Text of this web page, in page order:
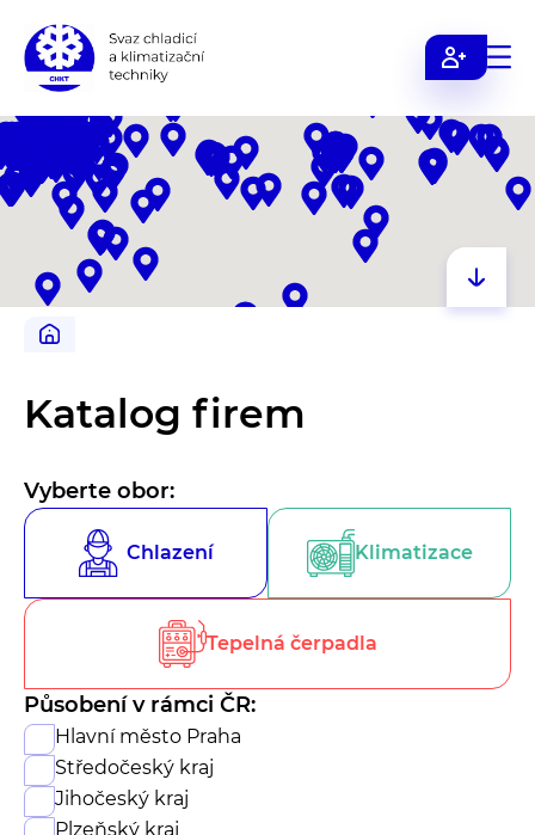
Svaz
chladicí
klimatizační
techniky
Katalog firem
Vyberte obor:
Chlazení Klimatizace
Tepelná čerpadla
Působení v rámci ČR:
Hlavní město Praha
Středočeský kraj
Jihočeský kraj
Plzeňský kraj